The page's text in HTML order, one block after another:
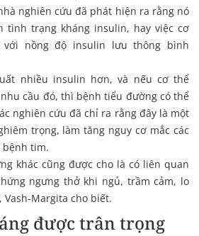
nghiên cứu đã phát hiện ra rằng nó
tình trạng kháng insulin, hay việc cơ
nồng độ insulin lưu thông bình
nhiều insulin hơn, và nếu cơ thể
cầu đó, thì bệnh tiểu đường có thể
nghiên cứu đã chỉ ra rằng đây là một
trọng, làm tăng nguy cơ mắc các
bệnh tim.
khác cũng được cho là có liên quan
ngưng thở khi ngủ, trầm cảm, lo
Margita cho biết.
được trân trọng